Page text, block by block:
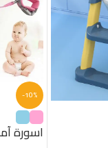
-10%
اسورة